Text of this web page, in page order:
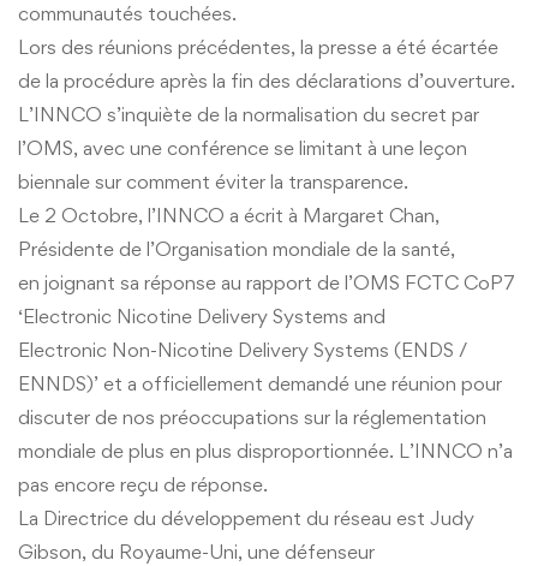
communautés touchées.
Lors des réunions précédentes, la presse a été écartée
de la procédure après la fin des déclarations d’ouverture.
L’INNCO s’inquiète de la normalisation du secret par
l’OMS, avec une conférence se limitant à une leçon
biennale sur comment éviter la transparence.
Le 2 Octobre, l’INNCO a écrit à Margaret Chan,
Présidente de l’Organisation mondiale de la santé,
en joignant sa réponse au rapport de l’OMS FCTC CoP7
‘Electronic Nicotine Delivery Systems and
Electronic Non-Nicotine Delivery Systems (ENDS /
ENNDS)’ et a officiellement demandé une réunion pour
discuter de nos préoccupations sur la réglementation
mondiale de plus en plus disproportionnée. L’INNCO n’a
pas encore reçu de réponse.
La Directrice du développement du réseau est Judy
Gibson, du Royaume-Uni, une défenseur